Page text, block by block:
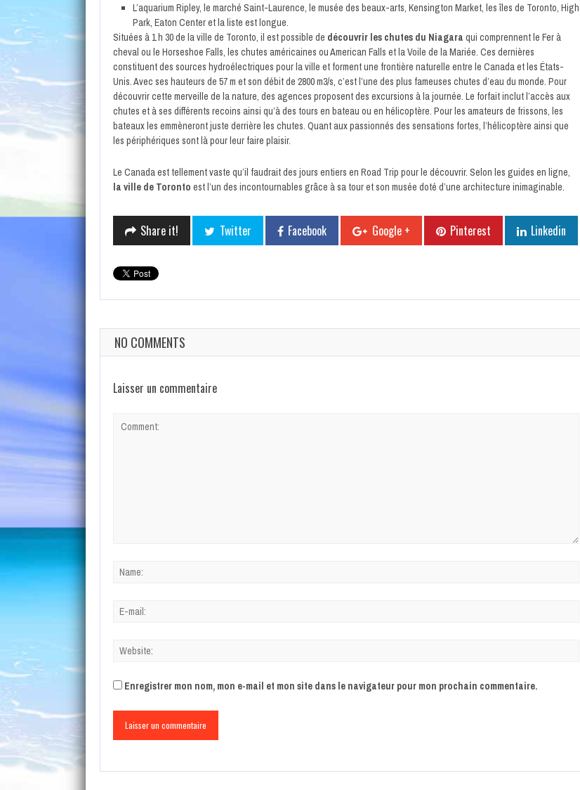
L’aquarium Ripley, le marché Saint-Laurence, le musée des beaux-arts, Kensington Market, les îles de Toronto, High
Park, Eaton Center et la liste est longue.
Situées à 1 h 30 de la ville de Toronto, il est possible de découvrir les chutes du Niagara qui comprennent le Fer à
cheval ou le Horseshoe Falls, les chutes américaines ou American Falls et la Voile de la Mariée. Ces dernières
constituent des sources hydroélectriques pour la ville et forment une frontière naturelle entre le Canada et les États-
Unis. Avec ses hauteurs de 57 m et son débit de 2800 m3/s, c’est l’une des plus fameuses chutes d’eau du monde. Pour
découvrir cette merveille de la nature, des agences proposent des excursions à la journée. Le forfait inclut l’accès aux
chutes et à ses différents recoins ainsi qu’à des tours en bateau ou en hélicoptère. Pour les amateurs de frissons, les
bateaux les emmèneront juste derrière les chutes. Quant aux passionnés des sensations fortes, l’hélicoptère ainsi que
les périphériques sont là pour leur faire plaisir.
Le Canada est tellement vaste qu’il faudrait des jours entiers en Road Trip pour le découvrir. Selon les guides en ligne,
la ville de Toronto est l’un des incontournables grâce à sa tour et son musée doté d’une architecture inimaginable.
Share it! Twitter Facebook Google + Pinterest Linkedin
NO COMMENTS
Laisser un commentaire
Enregistrer mon nom, mon e-mail et mon site dans le navigateur pour mon prochain commentaire.